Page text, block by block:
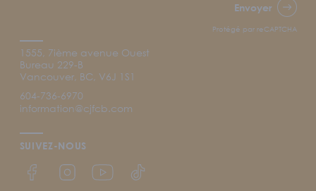
Envoyer
Protégé par reCAPTCHA
1555, 7ième avenue Ouest
Bureau 229-B
Vancouver, BC, V6J 1S1
604-736-6970
information@cjfcb.com
SUIVEZ-NOUS
Lien Facebook du CJFCB
Lien Instagram du CJFCB
Lien YouTube du CJFCB
Lien TikTok du CJFCB